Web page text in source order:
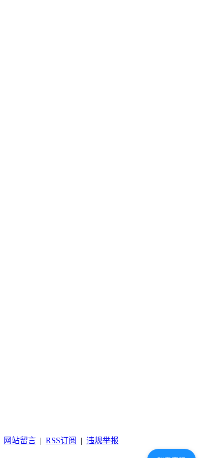
网站留言 | RSS订阅 | 违规举报